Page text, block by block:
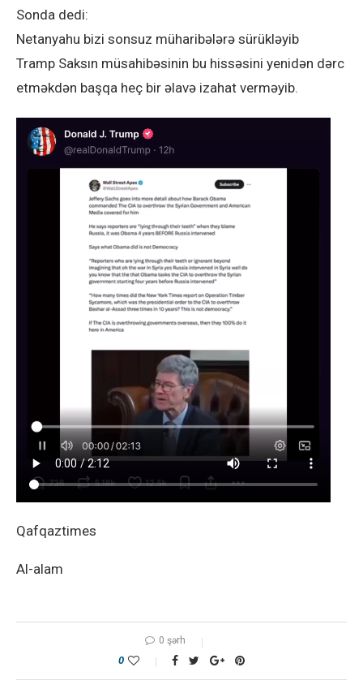
Sonda dedi:
Netanyahu bizi sonsuz müharibələrə sürükləyib
Tramp Saksın müsahibəsinin bu hissəsini yenidən dərc
etməkdən başqa heç bir əlavə izahat verməyib.
Qafqaztimes
Al-alam
0 şərh
0